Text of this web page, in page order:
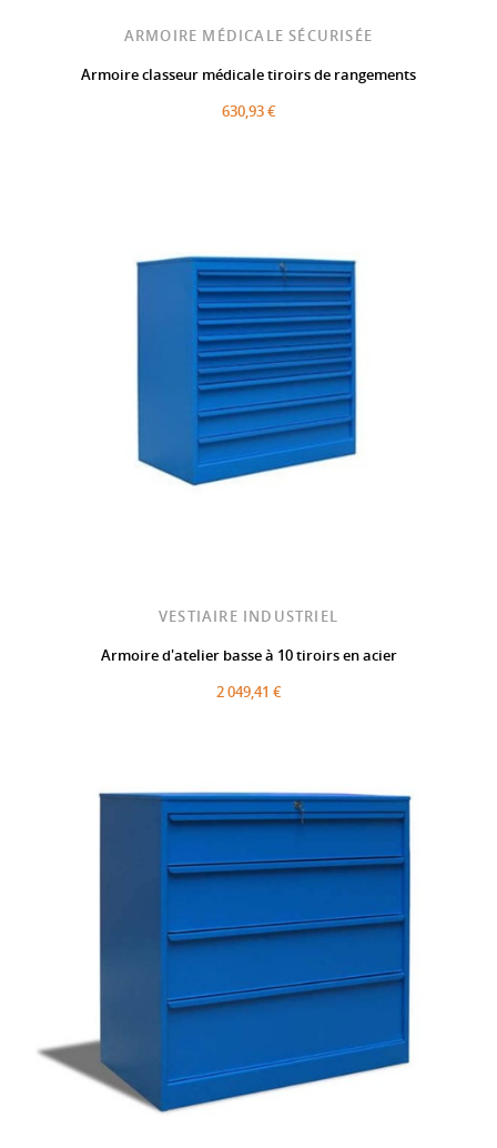
ARMOIRE MÉDICALE SÉCURISÉE
Armoire classeur médicale tiroirs de rangements
630,93 €
VESTIAIRE INDUSTRIEL
Armoire d'atelier basse à 10 tiroirs en acier
2 049,41 €